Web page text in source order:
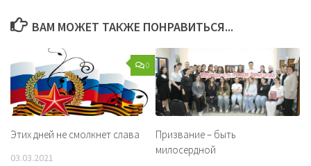
ВАМ МОЖЕТ ТАКЖЕ ПОНРАВИТЬСЯ...
0
Этих дней не смолкнет слава
03.03.2021
Призвание – быть
милосердной